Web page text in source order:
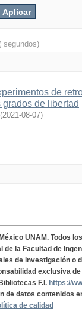
( segundos)
de
de libertad
(2021-08-07)
UNAM. Todos
la Facultad de
de investigación o
exclusiva
F.I. https://
de datos contenidos
de calidad